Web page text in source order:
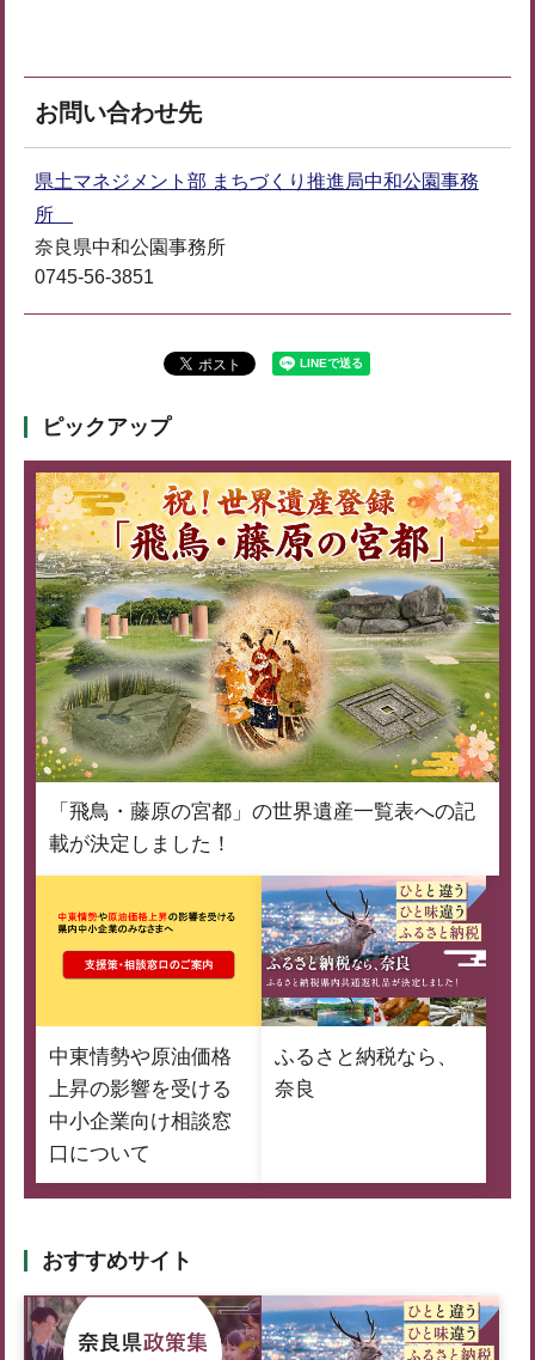
お問い合わせ先
県土マネジメント部 まちづくり推進局中和公園事務
所
奈良県中和公園事務所
0745-56-3851
ピックアップ
「飛鳥・藤原の宮都」の世界遺産一覧表への記
載が決定しました！
中東情勢や原油価格
上昇の影響を受ける
中小企業向け相談窓
口について
ふるさと納税なら、
奈良
おすすめサイト